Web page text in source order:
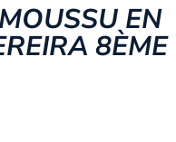
EN
8ÈME